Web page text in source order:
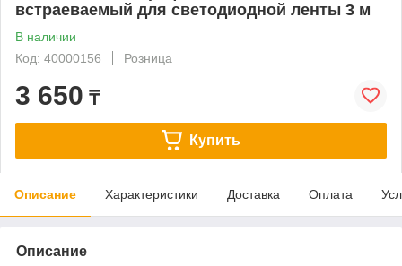
встраеваемый для светодиодной ленты 3 м
В наличии
Код: 40000156
Розница
3 650 ₸
Купить
Описание Характеристики Доставка Оплата
Описание